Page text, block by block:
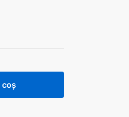
coș